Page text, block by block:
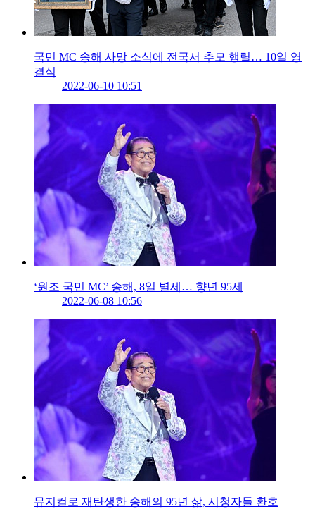
국민 MC 송해 사망 소식에 전국서 추모 행렬… 10일 영
결식
2022-06-10 10:51
‘원조 국민 MC’ 송해, 8일 별세… 향년 95세
2022-06-08 10:56
뮤지컬로 재탄생한 송해의 95년 삶, 시청자들 환호